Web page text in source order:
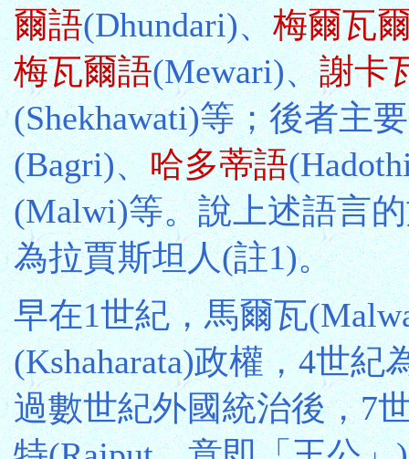
爾語(Dhundari)、梅爾瓦
梅瓦爾語(Mewari)、謝卡
(Shekhawati)等；後者主
(Bagri)、哈多蒂語
(Malwi)等。說上述語言
為拉賈斯坦人(註1)。
早在1世紀，馬爾瓦
(Kshaharata)政權，4世
過數世紀外國統治後，7